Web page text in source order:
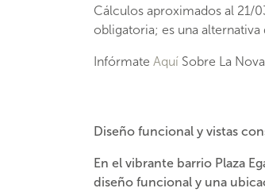
Cálculos aproximados al 21/
obligatoria; es una
Infórmate Aquí Sobre La
Diseño funcional y vistas
En el vibrante barrio Plaza
diseño funcional y una